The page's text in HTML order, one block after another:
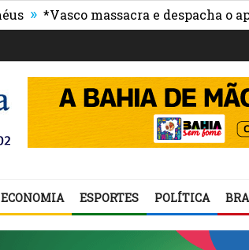
*Vasco massacra e despacha o
ECONOMIA ESPORTES POLÍTICA